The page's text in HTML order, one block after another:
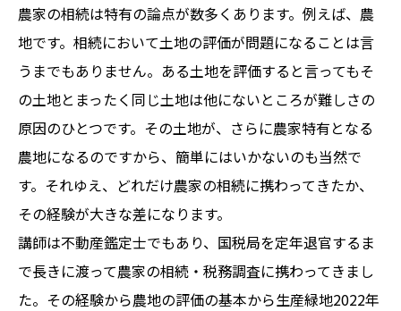
農家の相続は特有の論点が数多くあります。例えば、農
地です。相続において土地の評価が問題になることは言
うまでもありません。ある土地を評価すると言ってもそ
の土地とまったく同じ土地は他にないところが難しさの
原因のひとつです。その土地が、さらに農家特有となる
農地になるのですから、簡単にはいかないのも当然で
す。それゆえ、どれだけ農家の相続に携わってきたか、
その経験が大きな差になります。
講師は不動産鑑定士でもあり、国税局を定年退官するま
で長きに渡って農家の相続・税務調査に携わってきまし
た。その経験から農地の評価の基本から生産緑地2022年